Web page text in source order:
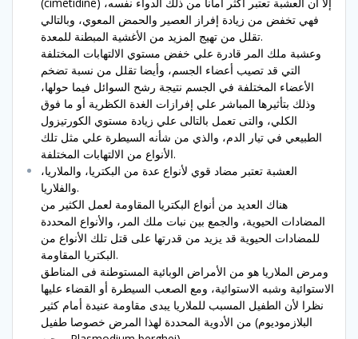
فهي تخفض من زيادة إفراز العصير والحمض المعوي، وبالتالي
تقلل من تهيج المزيد من الأغشية المبطنة للمعدة.
وعشبة ملك المر قادرة علي خفض مستوي الالتهابات المختلفة
التي قد تصيب أعضاء الجسم، وأيضا تقلل من نسبة تضخم
الأعضاء المختلفة في الجسم نتيجة رشح السوائل فيما حولها،
وذلك بتأثيرها المباشر علي إفرازات الغدة الكظرية أو ما فوق
الكلي، والتى تعمل بالتالى علي زيادة مستوي الكورتيزول
الطبيعي في تيار الدم، والذي من شأنه السيطرة علي مثل تلك
الأنواع من الالتهابات المختلفة.
العشبة تعتبر مضاد قوي لأنواع عدة من البكتريا، والملاريا،
والفلاريا.
هناك العديد من أنواع البكتريا المقاومة لعمل الكثير من
المضادات الحيوية، والجمع بين نبات ملك المر، والأنواع المحددة
للمضادات الحيوية قد يزيد من قدرتها على قتل تلك الأنواع من
البكتريا المقاومة.
ومرض الملاريا هو من الأمراض الوبائية المستوطنة فى المناطق
الاستوائية وشبه الاستوائية، ومع الصعب السيطرة أو القضاء عليها
نظرا لأن الطفيل المسبب للملاريا يبدى مقاومة عنيدة أمام كثير
من الأدوية المحددة لهذا المرض خصوصا طفيل (البلازموديوم